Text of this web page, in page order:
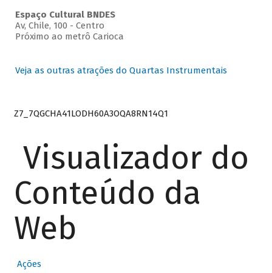
Espaço Cultural BNDES
Av, Chile, 100 - Centro
Próximo ao metrô Carioca
Veja as outras atrações do Quartas Instrumentais
Z7_7QGCHA41LODH60A3OQA8RN14Q1
Visualizador do
Conteúdo da
Web
Ações